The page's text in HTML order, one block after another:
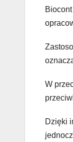
W
Dzięki